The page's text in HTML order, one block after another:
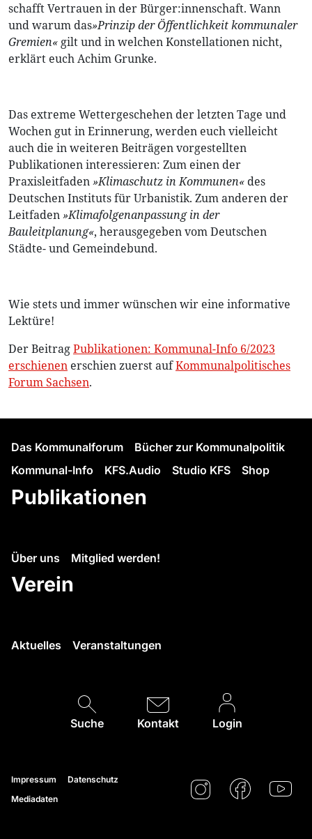
schafft Vertrauen in der Bürger:innenschaft. Wann
und warum das»Prinzip der Öffentlichkeit kommunaler
Gremien« gilt und in welchen Konstellationen nicht,
erklärt euch Achim Grunke.
Das extreme Wettergeschehen der letzten Tage und
Wochen gut in Erinnerung, werden euch vielleicht
auch die in weiteren Beiträgen vorgestellten
Publikationen interessieren: Zum einen der
Praxisleitfaden»Klimaschutz in Kommunen« des
Deutschen Instituts für Urbanistik. Zum anderen der
Leitfaden»Klimafolgenanpassung in der
Bauleitplanung«, herausgegeben vom Deutschen
Städte- und Gemeindebund.
Wie stets und immer wünschen wir eine informative
Lektüre!
Der BeitragPublikationen: Kommunal-Info 6/2023
erschienen erschien zuerst aufKommunalpolitisches
Forum Sachsen.
Das Kommunalforum
Bücher zur Kommunalpolitik
Kommunal-Info
KFS.Audio Studio KFS Shop
Publikationen
Über uns Mitglied werden!
Verein
Aktuelles Veranstaltungen
Suche Kontakt Login
Impressum
Datenschutz
Mediadaten